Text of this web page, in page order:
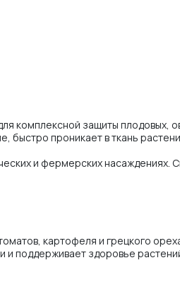
комплексной защиты плодовых,
проникает в ткань
и фермерских насаждениях.
картофеля и грецкого
поддерживает здоровье